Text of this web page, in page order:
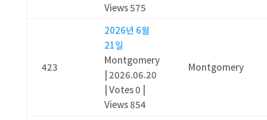
Views 575
423
2026년 6월
21일
Montgomery
2026.06.20
Votes 0
Views 854
Montgomery